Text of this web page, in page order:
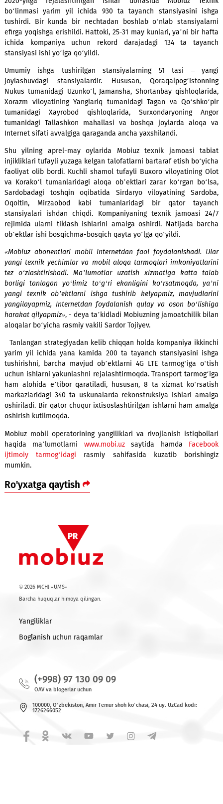
modernizatsiya qilish, kanallar (CS) va paketlar
kommutatsiyasini kengaytirish bo‘yicha bosqichma-bosqich
amalga oshirilmoqda. Bularning barchasi O‘zbekistonda
iqtisodiyotni rivojlantirish sharoitlarini yaratishga xizmat
bo‘linmasi yarim yil ichida 930 ta tayanch stansiyasini
tushirdi. Bir kunda bir nechtadan boshlab o‘nlab
efirga yoqishga erishildi. Hattoki, 25-31 may kunlari, ya’ni
ichida kompaniya uchun rekord darajadagi 134 ta
stansiyasi ishi yo‘lga qo‘yildi.
Umumiy ishga tushirilgan stansiyalarning 51 tasi –
joylashuvdagi stansiyalardir. Hususan,
Nukus tumanidagi Uzunko‘l, Jamansha, Shortanbay
Xorazm viloyatining Yangiariq tumanidagi Tagan va
tumanidagi Xayrobod qishloqlarida, Surxondaryoning
tumanidagi Tallashkon mahallasi va boshqa joylarda
Internet sifati avvalgiga qaraganda ancha yaxshilandi.
Shu yilning aprel-may oylarida Mobiuz texnik jamoasi
injikliklari tufayli yuzaga kelgan talofatlarni bartaraf etish
faoliyat olib bordi. Kuchli shamol tufayli Buxoro
va Korako‘l tumanlaridagi aloqa ob’ektlari zarar ko‘rgan
Sardobadagi toshqin oqibatida Sirdaryo viloyatining
Oqoltin, Mirzaobod kabi tumanlaridagi bir qator
stansiyalari ishdan chiqdi. Kompaniyaning texnik
rejimida ularni tiklash ishlarini amalga oshirdi. Natijada
ob’ektlar ishi bosqichma-bosqich qayta yo‘lga qo‘yildi.
«Mobiuz abonentlari mobil Internetdan faol
yangi texnik yechimlar va mobil aloqa tarmoqlari
tez o‘zlashtirishadi. Ma’lumotlar uzatish xizmatiga
borligi tanlagan yo‘limiz to‘g‘ri ekanligini ko‘rsatmoqda,
yangi texnik ob’ektlarni ishga tushirib kelyapmiz,
yangilayapmiz, Internetdan foydalanish qulay va oson
harakat qilyapmiz», - deya ta’kidladi Mobiuzning
aloqalar bo‘yicha rasmiy vakili Sardor Tojiyev.
Tanlangan strategiyadan kelib chiqqan holda kompaniya
yarim yil ichida yana kamida 200 ta tayanch stansiyasini
tushirishni, barcha mavjud ob’ektlarni 4G LTE tarmog‘iga
ham alohida e’tibor qaratiladi, hususan, 8 ta xizmat
Mobiuz mobil operatorining yangiliklari va rivojlanish
haqida ma’lumotlarniwww.mobi.uz
ijtimoiy tarmog‘idagirasmiy sahifasida kuzatib
Ro'yxatga qaytish
© 2026 MCHJ «UMS»